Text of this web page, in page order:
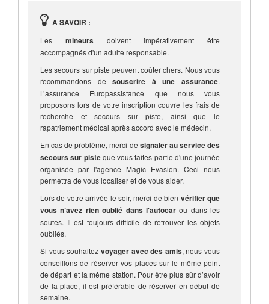
A SAVOIR :
Les mineurs doivent impérativement être
accompagnés d'un adulte responsable.
Les secours sur piste peuvent coûter chers. Nous vous
recommandons desouscrire à une assurance.
L’assurance Europassistance que nous vous
proposons lors de votre inscription couvre les frais de
recherche et secours sur piste, ainsi que le
rapatriement médical après accord avec le médecin.
En cas de problème, merci de signaler au service des
secours sur pisteque vous faites partie d'une journée
organisée par l'agence Magic Evasion. Ceci nous
permettra de vous localiser et de vous aider.
Lors de votre arrivée le soir, merci de bien vérifier que
vous n’avez rien oublié dans l'autocarou dans les
soutes. Il est toujours difficile de retrouver les objets
oubliés.
Si vous souhaitez voyager avec des amis, nous vous
conseillons de réserver vos places sur le même point
de départ et la même station. Pour être plus sûr d’avoir
de la place, il est préférable de réserver en début de
semaine.